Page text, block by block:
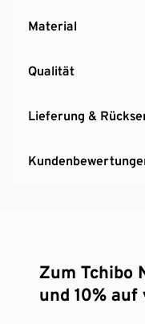
Material
Qualität
Lieferung &
Zum Tchibo
und 10%